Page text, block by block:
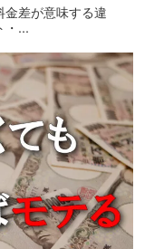
差が意味する違
・...